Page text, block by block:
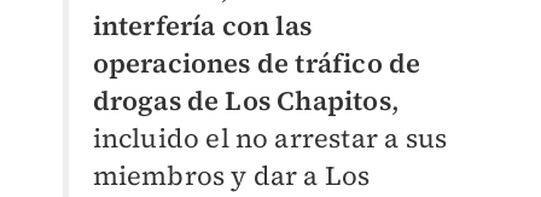
interfería con las
operaciones de tráfico de
drogas de Los Chapitos,
incluido el no arrestar a sus
miembros y dar a Los